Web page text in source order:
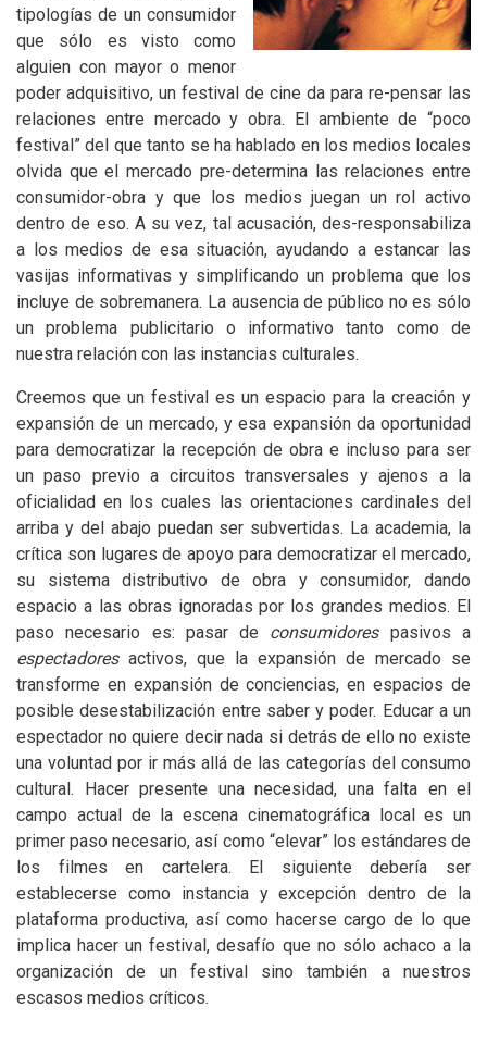
tipologías de un consumidor
que sólo es visto como
alguien con mayor o menor
poder adquisitivo, un festival de cine da para re-pensar las
relaciones entre mercado y obra. El ambiente de “poco
festival” del que tanto se ha hablado en los medios locales
olvida que el mercado pre-determina las relaciones entre
consumidor-obra y que los medios juegan un rol activo
dentro de eso. A su vez, tal acusación, des-responsabiliza
a los medios de esa situación, ayudando a estancar las
vasijas informativas y simplificando un problema que los
incluye de sobremanera. La ausencia de público no es sólo
un problema publicitario o informativo tanto como de
nuestra relación con las instancias culturales.
Creemos que un festival es un espacio para la creación y
expansión de un mercado, y esa expansión da oportunidad
para democratizar la recepción de obra e incluso para ser
un paso previo a circuitos transversales y ajenos a la
oficialidad en los cuales las orientaciones cardinales del
arriba y del abajo puedan ser subvertidas. La academia, la
crítica son lugares de apoyo para democratizar el mercado,
su sistema distributivo de obra y consumidor, dando
espacio a las obras ignoradas por los grandes medios. El
paso necesario es: pasar de consumidores pasivos a
espectadores activos, que la expansión de mercado se
transforme en expansión de conciencias, en espacios de
posible desestabilización entre saber y poder. Educar a un
espectador no quiere decir nada si detrás de ello no existe
una voluntad por ir más allá de las categorías del consumo
cultural. Hacer presente una necesidad, una falta en el
campo actual de la escena cinematográfica local es un
primer paso necesario, así como “elevar” los estándares de
los filmes en cartelera. El siguiente debería ser
establecerse como instancia y excepción dentro de la
plataforma productiva, así como hacerse cargo de lo que
implica hacer un festival, desafío que no sólo achaco a la
organización de un festival sino también a nuestros
escasos medios críticos.